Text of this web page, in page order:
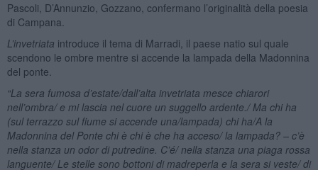
Pascoli, D’Annunzio, Gozzano, confermano l’originalità della poesia
di Campana.
L’invetriata introduce il tema di Marradi, il paese natio sul quale
scendono le ombre mentre si accende la lampada della Madonnina
del ponte.
“La sera fumosa d’estate/dall’alta invetriata mesce chiarori
nell’ombra/ e mi lascia nel cuore un suggello ardente./ Ma chi ha
(sul terrazzo sul fiume si accende una/lampada) chi ha/A la
Madonnina del Ponte chi è chi è che ha acceso/ la lampada? – c’è
nella stanza un odor di putredine. C’é/ nella stanza una piaga rossa
languente/ Le stelle sono bottoni di madreperla e la sera si veste/ di